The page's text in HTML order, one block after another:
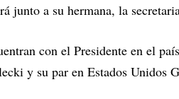
junto a su hermana, la
con el Presidente en el
y su par en Estados Unidos